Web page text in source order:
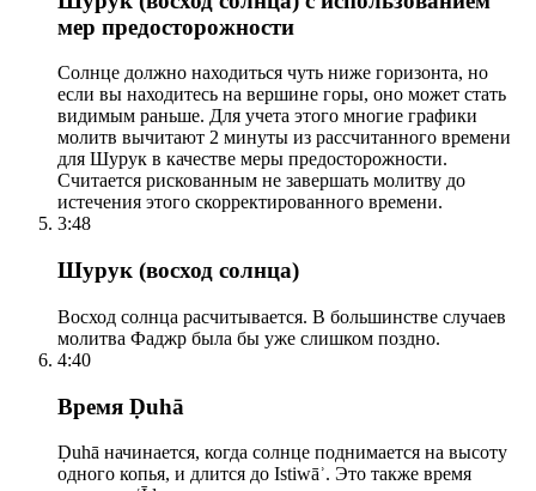
мер предосторожности
Солнце должно находиться чуть ниже горизонта, но
если вы находитесь на вершине горы, оно может стать
видимым раньше. Для учета этого многие графики
молитв вычитают 2 минуты из рассчитанного времени
для Шурук в качестве меры предосторожности.
Считается рискованным не завершать молитву до
истечения этого скорректированного времени.
3:48
Шурук (восход солнца)
Восход солнца расчитывается. В большинстве случаев
молитва Фаджр была бы уже слишком поздно.
4:40
Время Ḍuhā
Ḍuhā начинается, когда солнце поднимается на высоту
одного копья, и длится до Istiwāʾ. Это также время